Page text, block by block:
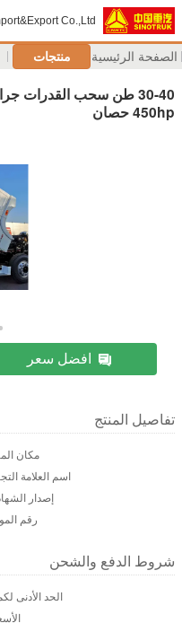
Co.,Ltd
الصفحة الرئيسية منتجات
450hp حصان
افضل سعر
تفاصيل المنتج
مكان
اسم العلامة
إصدار
رقم
شروط الدفع والشحن
الحد الأدنى